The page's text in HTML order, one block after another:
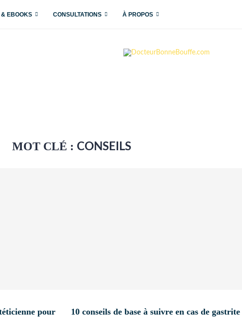
& EBOOKS CONSULTATIONS À PROPOS
MOT CLÉ : CONSEILS
pour
10 conseils de base à suivre en cas de gastrite